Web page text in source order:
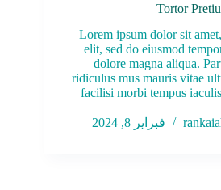
Tortor
Lorem ipsum dolor sit
elit, sed do eiusmod
dolore magna aliqua.
ridiculus mus mauris vitae
facilisi morbi tempus
فبراير 8, 2024